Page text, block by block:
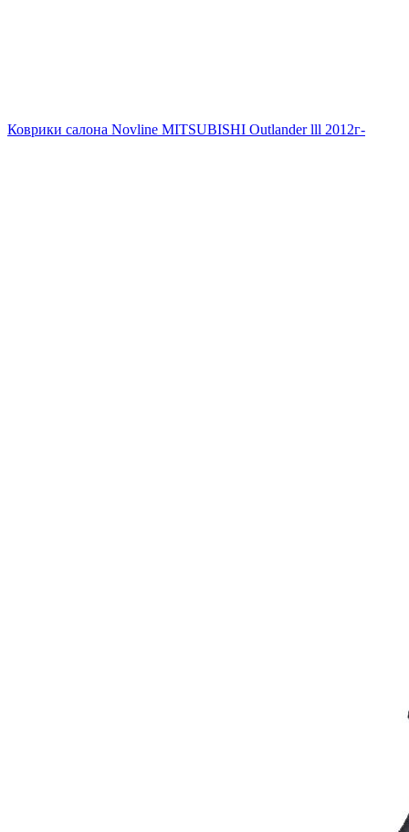
Коврики салона Novline MITSUBISHI Outlander lll 2012г-